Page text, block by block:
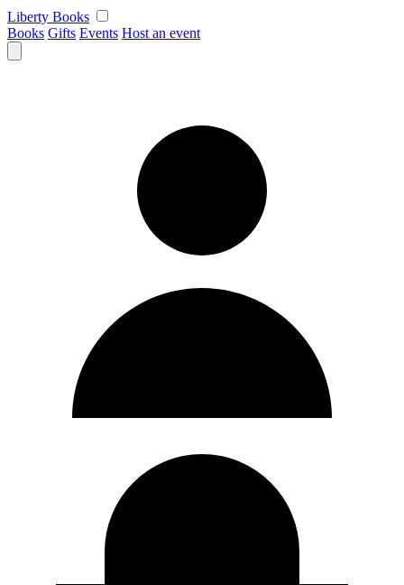
Skip
to
content
Liberty Books
Books Gifts Events Host an event